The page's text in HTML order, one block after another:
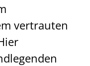
vertrauten